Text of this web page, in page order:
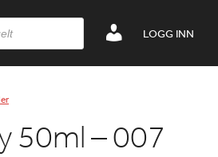
LOGG INN
50ml – 007